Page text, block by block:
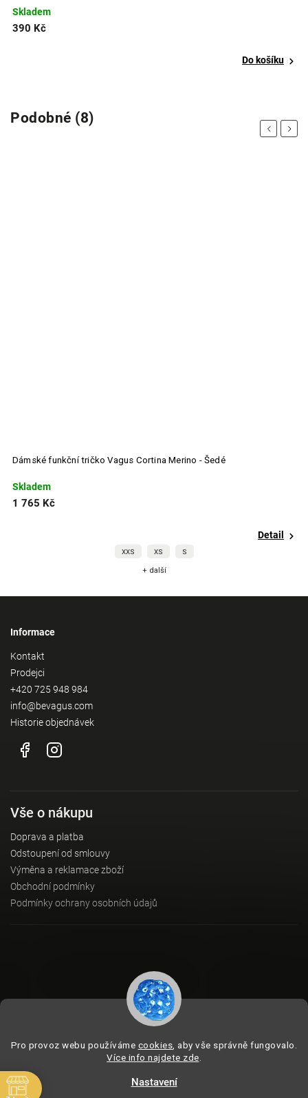
Pro provoz webu používáme cookies , aby vše správně fungovalo.
Více info najdete zde
Nastavení
Skladem
390 Kč
Do
Podobné (8)
Previous
Unisex funkční tričko Vagus Streif Merino - Šedé
Next
Informace
Kontakt
Prodejci
+420 725 948 984
info@bevagus.com
Historie objednávek
Vše o nákupu
Doprava a platba
Odstoupení od smlouvy
Výměna a reklamace zboží
Obchodní podmínky
Podmínky ochrany osobních údajů
Copyright 2026 BeVagus.com. Všechna práva vyhrazena.